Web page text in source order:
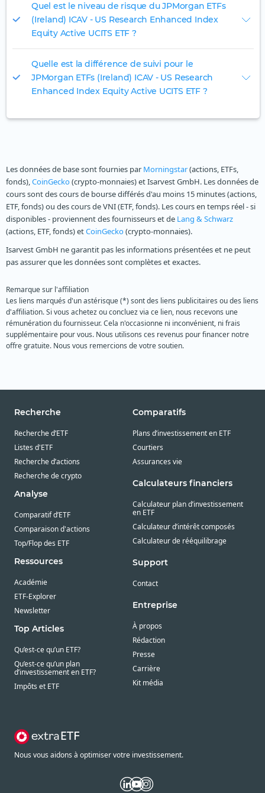
Quel est le niveau de risque du JPMorgan ETFs
(Ireland) ICAV - US Research Enhanced Index
Equity Active UCITS ETF ?
Quelle est la différence de suivi pour le
JPMorgan ETFs (Ireland) ICAV - US Research
Enhanced Index Equity Active UCITS ETF ?
Les données de base sont fournies par Morningstar(actions, ETFs,
fonds),CoinGecko(crypto-monnaies) et Isarvest GmbH. Les données de
cours sont des cours de bourse différés d'au moins 15 minutes (actions,
ETF, fonds) ou des cours de VNI (ETF, fonds). Les cours en temps réel - si
disponibles - proviennent des fournisseurs et de Lang & Schwarz
(actions, ETF, fonds) etCoinGecko(crypto-monnaies).
Isarvest GmbH ne garantit pas les informations présentées et ne peut
pas assurer que les données sont complètes et exactes.
Remarque sur l'affiliation
Les liens marqués d'un astérisque (*) sont des liens publicitaires ou des liens
d'affiliation. Si vous achetez ou concluez via ce lien, nous recevons une
rémunération du fournisseur. Cela n'occasionne ni inconvénient, ni frais
supplémentaire pour vous. Nous utilisons ces revenus pour financer notre
offre gratuite. Nous vous remercions de votre soutien.
Recherche
Recherche d’ETF
Listes d'ETF
Recherche d’actions
Recherche de crypto
Analyse
Comparatif d’ETF
Comparaison d'actions
Top/Flop des ETF
Ressources
Académie
ETF-Explorer
Newsletter
Top Articles
Qu’est-ce qu’un ETF?
Qu’est-ce qu’un plan
d’investissement en ETF?
Impôts et ETF
Comparatifs
Plans d’investissement en ETF
Courtiers
Assurances vie
Calculateurs financiers
Calculateur plan d’investissement
en ETF
Calculateur d’intérêt composés
Calculateur de rééquilibrage
Support
Contact
Entreprise
À propos
Rédaction
Presse
Carrière
Kit média
Nous vous aidons à optimiser votre investissement.